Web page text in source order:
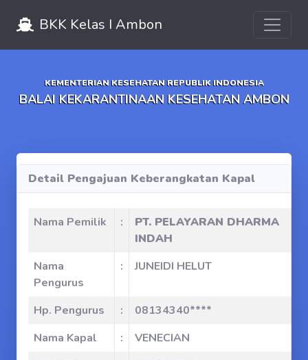
BKK Kelas I Ambon
KEMENTERIAN KESEHATAN REPUBLIK INDONESIA
BALAI KEKARANTINAAN KESEHATAN AMBON
Detail Pengajuan Keberangkatan Kapal
Nama Pemilik :
PT. PELAYARAN DHARMA
INDAH
Nama
Pengurus
: JUNEIDI HELUT
Hp. Pengurus :
08134340****
Nama Kapal
:
VENECIAN